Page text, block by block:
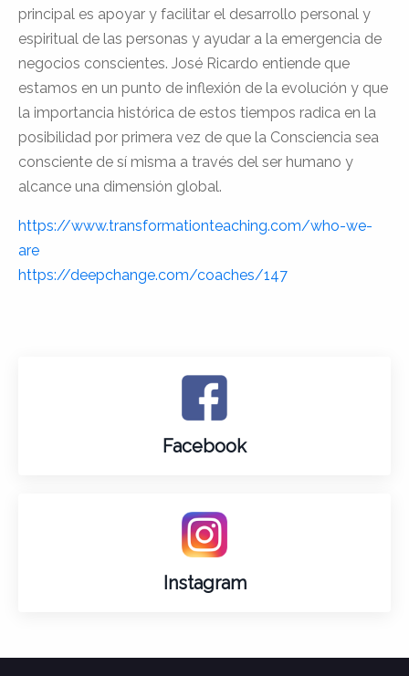
principal es apoyar y facilitar el desarrollo personal y
espiritual de las personas y ayudar a la emergencia de
negocios conscientes. José Ricardo entiende que
estamos en un punto de inflexión de la evolución y que
la importancia histórica de estos tiempos radica en la
posibilidad por primera vez de que la Consciencia sea
consciente de sí misma a través del ser humano y
alcance una dimensión global.
https://www.transformationteaching.com/who-we-
are
https://deepchange.com/coaches/147
Facebook
Instagram